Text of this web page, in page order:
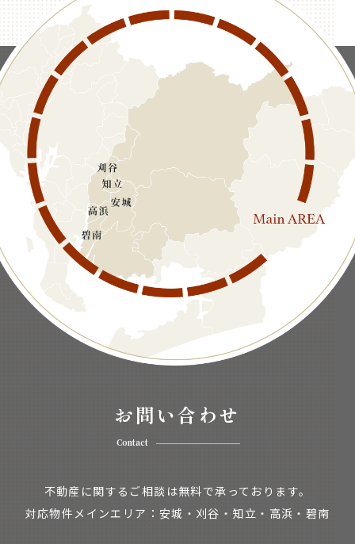
お問い合わせ
Contact
不動産に関するご相談は無料で承っております。
対応物件メインエリア：安城・刈谷・知立・ 高浜・碧南